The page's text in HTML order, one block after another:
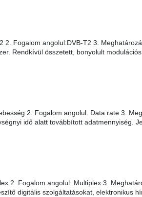
2. Fogalom angolul:DVB-T2 3.
Rendkívül összetett, bonyolult
2. Fogalom angolul: Data rate 3.
idő alatt továbbított adatmennyiség.
2. Fogalom angolul: Multiplex 3.
digitális szolgáltatásokat, elektronikus